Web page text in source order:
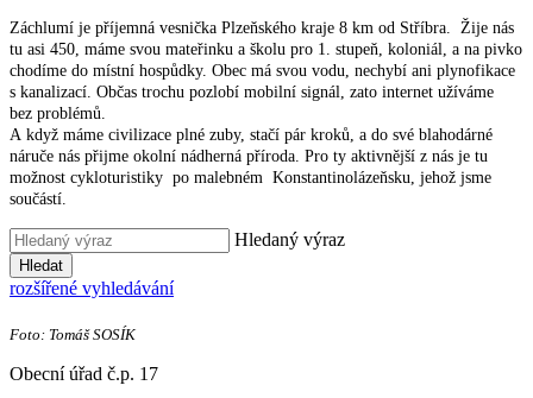
Záchlumí je příjemná vesnička Plzeňského kraje 8 km od Stříbra. Žije nás
tu asi 450, máme svou mateřinku a školu pro 1. stupeň, koloniál, a na pivko
chodíme do místní hospůdky. Obec má svou vodu, nechybí ani plynofikace
s kanalizací. Občas trochu pozlobí mobilní signál, zato internet užíváme
bez problémů.
A když máme civilizace plné zuby, stačí pár kroků, a do své blahodárné
náruče nás přijme okolní nádherná příroda. Pro ty aktivnější z nás je tu
možnost cykloturistiky po malebném Konstantinolázeňsku, jehož jsme
součástí.
Hledaný výraz
Hledat
rozšířené vyhledávání
Foto: Tomáš SOSÍK
Obecní úřad č.p. 17